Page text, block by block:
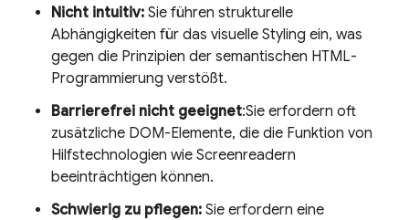
Nicht intuitiv: Sie führen strukturelle
Abhängigkeiten für das visuelle Styling ein, was
gegen die Prinzipien der semantischen HTML-
Programmierung verstößt.
Barrierefrei nicht geeignet:Sie erfordern oft
zusätzliche DOM-Elemente, die die Funktion von
Hilfstechnologien wie Screenreadern
beeinträchtigen können.
Schwierig zu pflegen: Sie erfordern eine